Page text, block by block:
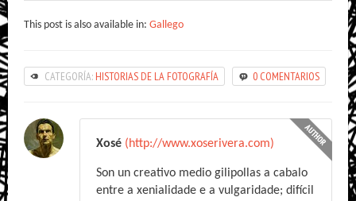
This post is also available in: Gallego
CATEGORÍA: HISTORIAS DE LA FOTOGRAFÍA 0 COMENTARIOS
Xosé (http://www.xoserivera.com)
Son un creativo medio gilipollas a cabalo
entre a xenialidade e a vulgaridade; difícil